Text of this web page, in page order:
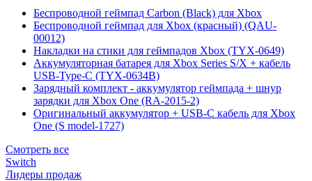
Беспроводной геймпад Carbon (Black) для Xbox
Беспроводной геймпад для Xbox (красный) (QAU-
00012)
Накладки на стики для геймпадов Xbox (TYX-0649)
Аккумуляторная батарея для Xbox Series S/X + кабель
USB-Type-C (TYX-0634B)
Зарядный комплект - аккумулятор геймпада + шнур
зарядки для Xbox One (RA-2015-2)
Оригинальный аккумулятор + USB-C кабель для Xbox
One (S model-1727)
Смотреть все
Switch
Лидеры продаж